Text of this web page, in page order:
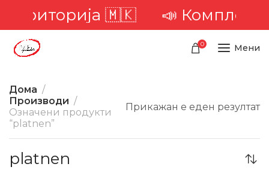
територија 🇲🇰 📣
0 Мени
Дома
Производи
Означени продукти
“platnen”
Прикажан е еден резултат
platnen